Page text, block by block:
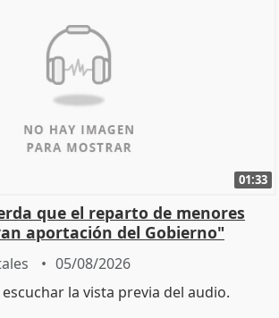
01:33
que el reparto de menores
aportación del Gobierno"
05/08/2026